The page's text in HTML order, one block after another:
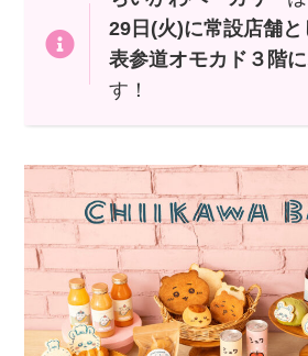
29日(火)に常設店舗
表参道オモカド３階
す！